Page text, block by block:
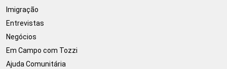
Imigração
Entrevistas
Negócios
Em Campo com Tozzi
Ajuda Comunitária